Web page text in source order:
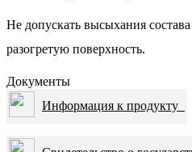
Не допускать высыхания
разогретую поверхность.
Документы
Информация к продукту